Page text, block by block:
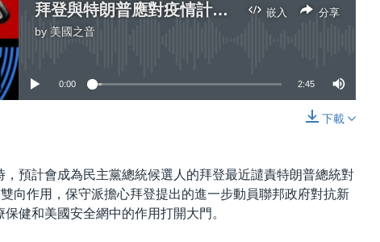
嵌入 分享
拜登與特朗普應對疫情計劃形成對比
by 美國之音
media source currently available
0:00 2:45
下載
預計會成為民主黨總統候選人的拜登最近譴責特朗普總統對
向作用，保守派擔心拜登提出的進一步動員聯邦政府對抗新
健和美國安全網中的作用打開大門。